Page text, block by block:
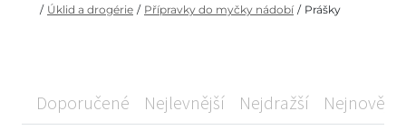
/ Úklid a drogérie / Přípravky do myčky nádobí / Prášky
Doporučené Nejlevnější Nejdražší Nejnovější